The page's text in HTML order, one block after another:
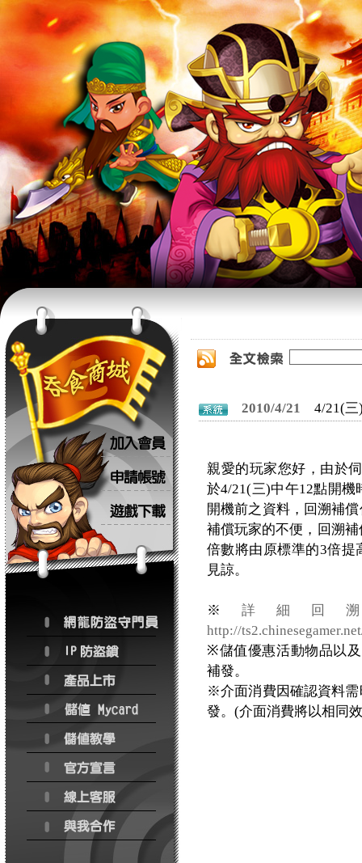
2010/4/21 4/21(
親愛的玩家您好，由於
於4/21(三)中午12點開機
開機前之資料，回溯補
補償玩家的不便，回溯
倍數將由原標準的3倍提
見諒。
※ 詳細回
http://
※儲值優惠活動物品以
補發。
※介面消費因確認資料
發。(介面消費將以相同